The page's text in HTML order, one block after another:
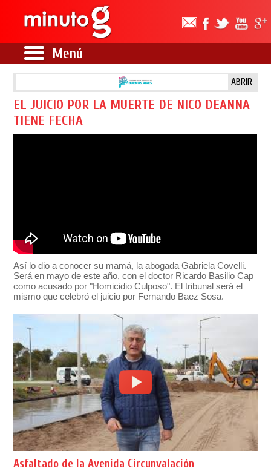
Menú
ABRIR
EL JUICIO POR LA MUERTE DE NICO DEANNA
TIENE FECHA
Así lo dio a conocer su mamá, la abogada Gabriela Covelli.
Será en mayo de este año, con el doctor Ricardo Basilio Cap
como acusado por "Homicidio Culposo". El tribunal será el
mismo que celebró el juicio por Fernando Baez Sosa.
Asfaltado de la Avenida Circunvalación